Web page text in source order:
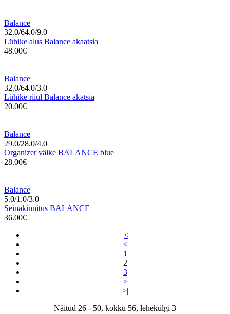
Balance
32.0/64.0/9.0
Lühike alus Balance akaatsia
48.00€
Balance
32.0/64.0/3.0
Lühike riiul Balance akatsia
20.00€
Balance
29.0/28.0/4.0
Organizer väike BALANCE blue
28.00€
Balance
5.0/1.0/3.0
Seinakinnitus BALANCE
36.00€
|<
<
1
2
3
>
>|
Näitud 26 - 50, kokku 56, lehekülgi 3